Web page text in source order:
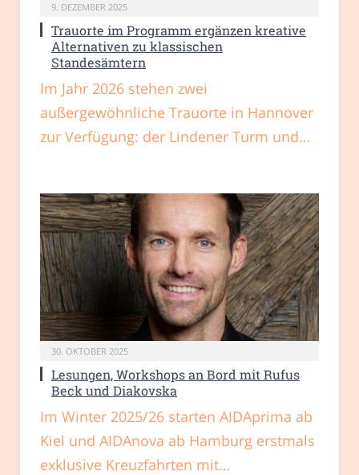
9. DEZEMBER 2025
Trauorte im Programm ergänzen kreative
Alternativen zu klassischen
Standesämtern
Im Jahr 2026 stehen zwei
außergewöhnliche Trauorte in Hannover
zur Verfügung: der Lindener Turm und…
30. OKTOBER 2025
Lesungen, Workshops an Bord mit Rufus
Beck und Diakovska
Im Winter 2025/26 starten AIDAprima ab
Kiel und AIDAnova ab Hamburg erstmals
exklusive Kreuzfahrten mit…